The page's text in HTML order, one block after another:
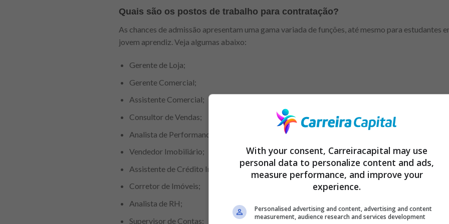
Quais são os postos de trabalho para contratação?
As chances de admissão apresentam uma gama variada de funções, até mesmo para estudantes
jovem aprendiz. Veja algumas abaixo:
Gerente de Loja;
Gerente Comercial;
Assistente Comercial;
Consultor de Vendas;
Analista de Performance;
Vendedor Imobiliário;
Assistente de Crédito Imobiliário;
Corretor de Imóveis;
Analista de RH;
Supervisor de Contas;
With your consent, Carreiracapital may use
personal data to personalize content and ads,
measure performance, and improve your
experience.
Personalised advertising and content, advertising and content
measurement, audience research and services development